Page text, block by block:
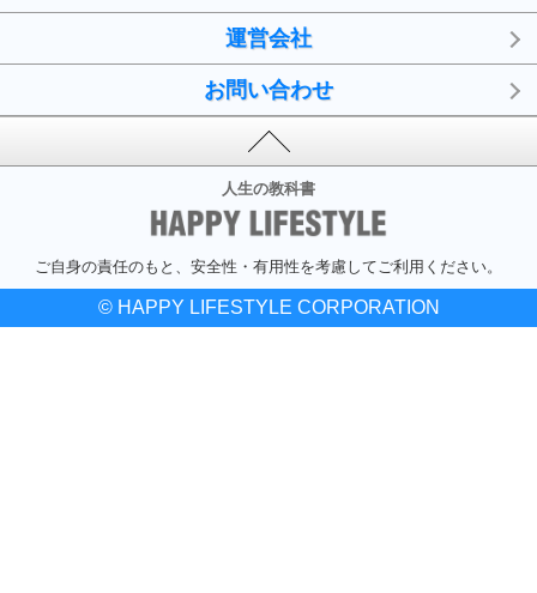
運営会社
お問い合わせ
人生の教科書
ご自身の責任のもと、安全性・有用性を考慮してご利用ください。
© HAPPY LIFESTYLE CORPORATION